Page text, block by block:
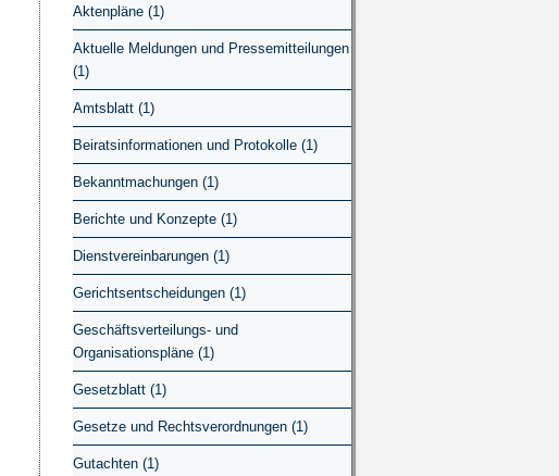
Aktenpläne (1)
Aktuelle Meldungen und Pressemitteilungen
(1)
Amtsblatt (1)
Beiratsinformationen und Protokolle (1)
Bekanntmachungen (1)
Berichte und Konzepte (1)
Dienstvereinbarungen (1)
Gerichtsentscheidungen (1)
Geschäftsverteilungs- und
Organisationspläne (1)
Gesetzblatt (1)
Gesetze und Rechtsverordnungen (1)
Gutachten (1)